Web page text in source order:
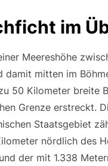
im
Meereshöhe
damit mitten im
50 Kilometer breite
Grenze erstreckt.
Staatsgebiet
nördlich des
der mit 1.338